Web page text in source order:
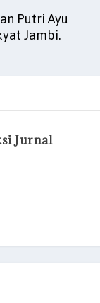
Putri Ayu
Jambi.
Jurnal